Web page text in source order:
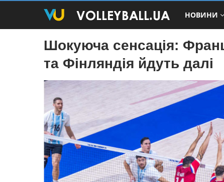
НОВИНИ
Шокуюча сенсація:
та Фінляндія йдуть далі